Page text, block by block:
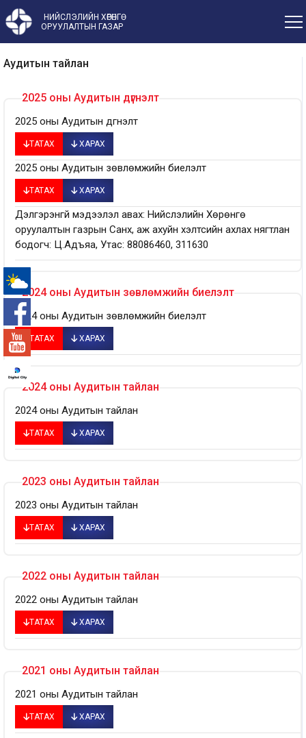
НИЙСЛЭЛИЙН ХӨРӨНГӨ
ОРУУЛАЛТЫН ГАЗАР
Аудитын тайлан
2025 оны Аудитын дүгнэлт
2025 оны Аудитын дүгнэлт
ТАТАХ ХАРАХ
2025 оны Аудитын зөвлөмжийн биелэлт
ТАТАХ ХАРАХ
Дэлгэрэнгүй мэдээлэл авах: Нийслэлийн Хөрөнгө
оруулалтын газрын Санхүү, аж ахуйн хэлтсийн ахлах нягтлан
бодогч: Ц.Адъяа, Утас: 88086460, 311630
2024 оны Аудитын зөвлөмжийн биелэлт
2024 оны Аудитын зөвлөмжийн биелэлт
ТАТАХ ХАРАХ
2024 оны Аудитын тайлан
2024 оны Аудитын тайлан
ТАТАХ ХАРАХ
2023 оны Аудитын тайлан
2023 оны Аудитын тайлан
ТАТАХ ХАРАХ
2022 оны Аудитын тайлан
2022 оны Аудитын тайлан
ТАТАХ ХАРАХ
2021 оны Аудитын тайлан
2021 оны Аудитын тайлан
ТАТАХ ХАРАХ